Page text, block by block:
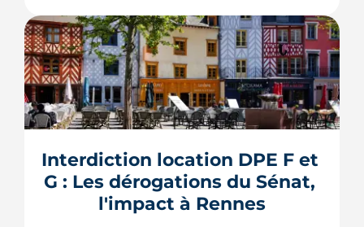
Louer, c'est aussi assurer. Entre
l'obligation légale, les garanties utiles
et les options commerciales, ce guide
bien sans payer pour rien.
LIRE L'ARTICLE
Interdiction location DPE F et
G : Les dérogations du Sénat,
l'impact à Rennes